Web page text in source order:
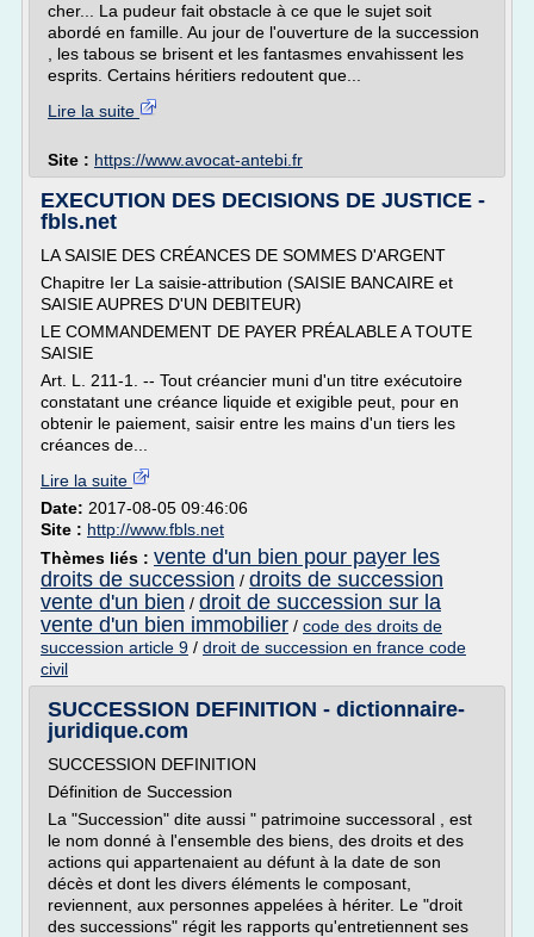
cher... La pudeur fait obstacle à ce que le sujet soit
abordé en famille. Au jour de l'ouverture de la succession
, les tabous se brisent et les fantasmes envahissent les
esprits. Certains héritiers redoutent que...
Lire la suite
Site : https://www.avocat-antebi.fr
EXECUTION DES DECISIONS DE JUSTICE -
fbls.net
LA SAISIE DES CRÉANCES DE SOMMES D'ARGENT
Chapitre Ier La saisie-attribution (SAISIE BANCAIRE et
SAISIE AUPRES D'UN DEBITEUR)
LE COMMANDEMENT DE PAYER PRÉALABLE A TOUTE
SAISIE
Art. L. 211-1. -- Tout créancier muni d'un titre exécutoire
constatant une créance liquide et exigible peut, pour en
obtenir le paiement, saisir entre les mains d'un tiers les
créances de...
Lire la suite
Date: 2017-08-05 09:46:06
Site : http://www.fbls.net
Thèmes liés : vente d'un bien pour payer les
droits de succession / droits de succession
vente d'un bien / droit de succession sur la
vente d'un bien immobilier / code des droits de
succession article 9 / droit de succession en france code
civil
SUCCESSION DEFINITION - dictionnaire-
juridique.com
SUCCESSION DEFINITION
Définition de Succession
La "Succession" dite aussi " patrimoine successoral , est
le nom donné à l'ensemble des biens, des droits et des
actions qui appartenaient au défunt à la date de son
décès et dont les divers éléments le composant,
reviennent, aux personnes appelées à hériter. Le "droit
des successions" régit les rapports qu'entretiennent ses